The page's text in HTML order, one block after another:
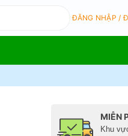
ĐĂNG NHẬP /
MIỄN
Khu